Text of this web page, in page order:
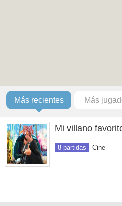
Más recientes Más
Mi villano
8 partidas Cine